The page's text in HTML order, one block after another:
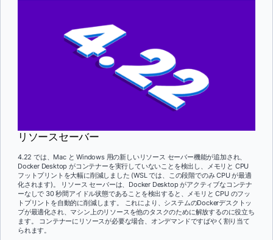
リソースセーバー
4.22 では、Mac と Windows 用の新しいリソース セーバー機能が追加され、
Docker Desktop がコンテナーを実行していないことを検出し、メモリと CPU
フットプリントを大幅に削減しました (WSL では、この段階でのみ CPU が最適
化されます)。 リソース セーバーは、Docker Desktop がアクティブなコンテナ
ーなしで 30 秒間アイドル状態であることを検出すると、メモリと CPU のフッ
トプリントを自動的に削減します。 これにより、システムのDockerデスクトッ
プが最適化され、マシン上のリソースを他のタスクのために解放するのに役立ち
ます。 コンテナーにリソースが必要な場合、オンデマンドですばやく割り当て
られます。